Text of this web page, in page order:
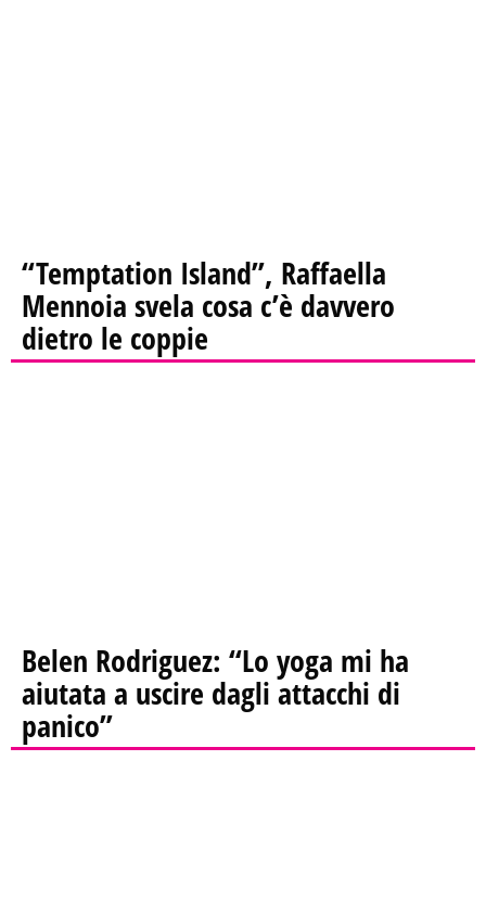
“Temptation Island”, Raffaella
Mennoia svela cosa c’è davvero
dietro le coppie
Belen Rodriguez: “Lo yoga mi ha
aiutata a uscire dagli attacchi di
panico”